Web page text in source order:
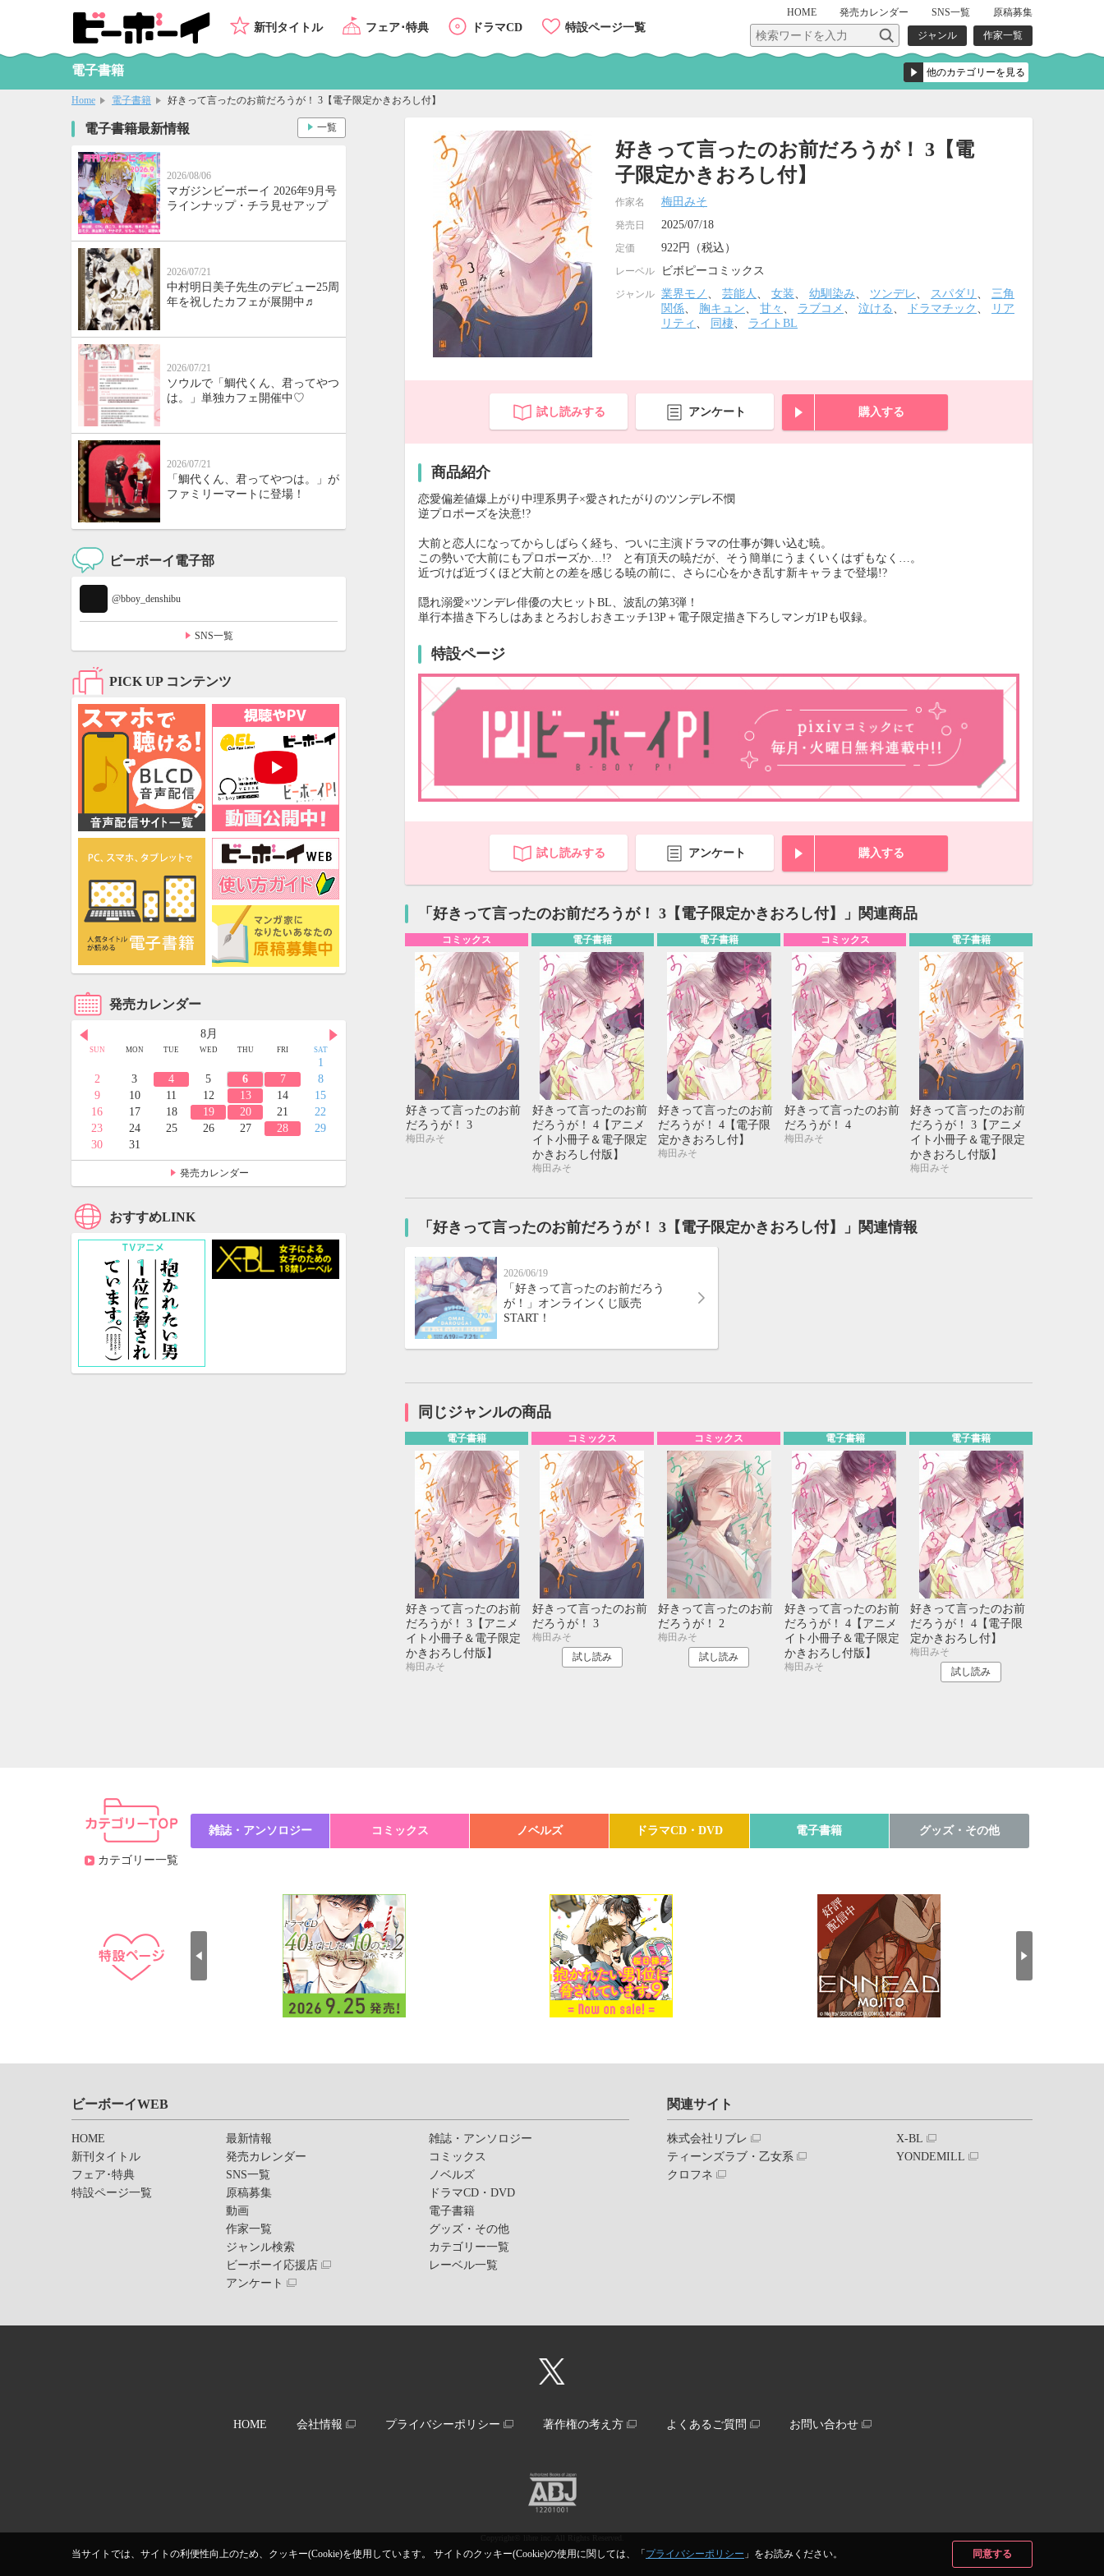
当サイトでは、サイトの利便性向上のため、クッキー(Cookie)を使用しています。 サイトのクッキー(Cookie)の使用に関しては、「 プライバシーポリシー 」をお読みください。 同意する
HOME 発売カレンダー SNS一覧
原稿募集
ジャンル
作家一覧
新刊タイトル フェア･特典 ドラマCD 特設ページ一覧
電子書籍
Home 電子書籍 好きって言ったのお前だろうが！ 3【電子限定かきおろし付】
好きって言ったのお前だろうが！ 3【電
子限定かきおろし付】
作家名 梅田みそ
発売日 2025/07/18
定価 922円（税込）
レーベル ビボピーコミックス
ジャンル 業界モノ 、 芸能人 、 女装、 幼馴染み、 ツンデレ 、 スパダリ 、 三角
関係、 胸キュン、 甘々 、 ラブコメ 、 泣ける 、 ドラマチック 、
リア
リティ 、 同棲、 ライトBL
試し読みする アンケート 購入する
商品紹介
恋愛偏差値爆上がり中理系男子×愛されたがりのツンデレ不憫
逆プロポーズを決意!?
大前と恋人になってからしばらく経ち、ついに主演ドラマの仕事が舞い込む暁。
この勢いで大前にもプロポーズか…!? と有頂天の暁だが、そう簡単にうまくいくはずもなく…。
近づけば近づくほど大前との差を感じる暁の前に、さらに心をかき乱す新キャラまで登場!?
隠れ溺愛×ツンデレ俳優の大ヒットBL、波乱の第3弾！
単行本描き下ろしはあまとろおしおきエッチ13P＋電子限定描き下ろしマンガ1Pも収録。
特設ページ
試し読みする アンケート 購入する
「好きって言ったのお前だろうが！ 3【電子限定かきおろし付】」関連商品
コミックス
好きって言ったのお前
だろうが！ 3
梅田みそ
電子書籍
好きって言ったのお前
だろうが！ 4【アニメ
イト小冊子＆電子限定
かきおろし付版】
梅田みそ
電子書籍
好きって言ったのお前
だろうが！ 4【電子限
定かきおろし付】
梅田みそ
コミックス
好きって言ったのお前
だろうが！ 4
梅田みそ
電子書籍
好きって言ったのお前
だろうが！ 3【アニメ
イト小冊子＆電子限定
かきおろし付版】
梅田みそ
「好きって言ったのお前だろうが！ 3【電子限定かきおろし付】」関連情報
2026/06/19
「好きって言ったのお前だろう
が！」オンラインくじ販売
START！
同じジャンルの商品
電子書籍
好きって言ったのお前
だろうが！ 3【アニメ
イト小冊子＆電子限定
かきおろし付版】
梅田みそ
コミックス
好きって言ったのお前
だろうが！ 3
梅田みそ
試し読み
コミックス
好きって言ったのお前
だろうが！ 2
梅田みそ
試し読み
電子書籍
好きって言ったのお前
だろうが！ 4【アニメ
イト小冊子＆電子限定
かきおろし付版】
梅田みそ
電子書籍
好きって言ったのお前
だろうが！ 4【電子限
定かきおろし付】
梅田みそ
試し読み
電子書籍最新情報
2026/08/06
マガジンビーボーイ 2026年9月号
ラインナップ・チラ見せアップ
2026/07/21
中村明日美子先生のデビュー25周
年を祝したカフェが展開中♬
2026/07/21
ソウルで「鯛代くん、君ってやつ
は。」単独カフェ開催中♡
2026/07/21
「鯛代くん、君ってやつは。」が
ファミリーマートに登場！
一覧
ビーボーイ電子部
@bboy_denshibu
SNS一覧
PICK UP コンテンツ
発売カレンダー
8月
SUN MON TUE WED THU FRI SAT
1
2
3 4 5 6 7
8
9
10 11 12 13 14
15
16
17 18 19 20 21
22
23
24 25 26 27 28
29
30
31
9月
MON TUE WED THU FRI SAT
1 2 4
5
8 10 11
15 18
19
21 22 23 24 25
26
28 29
10月
SUN MON TUE WED THU FRI SAT
1 2
3
4
5 7 8 9
10
11
12 13 14 15 16
17
18
19 20 21 22 23
24
25
26 27 28 29 30
発売カレンダー
おすすめLINK
カテゴリー一覧
雑誌・アンソロジー コミックス ノベルズ ドラマCD・DVD 電子書籍 グッズ・その他
ビーボーイWEB
HOME
新刊タイトル
フェア･特典
特設ページ一覧
最新情報
発売カレンダー
SNS一覧
原稿募集
動画
作家一覧
ジャンル検索
ビーボーイ応援店
アンケート
雑誌・アンソロジー
コミックス
ノベルズ
ドラマCD・DVD
電子書籍
グッズ・その他
カテゴリー一覧
レーベル一覧
関連サイト
株式会社リブレ
ティーンズラブ・乙女系
クロフネ
X-BL
YONDEMILL
HOME 会社情報 プライバシーポリシー 著作権の考え方 よくあるご質問 お問い合わせ